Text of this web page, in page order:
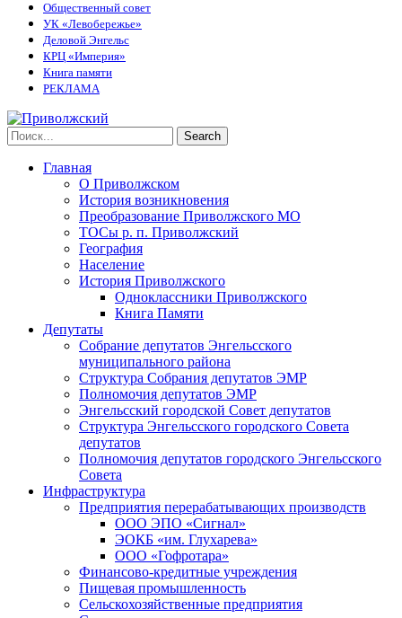
Общественный совет
УК «Левобережье»
Деловой Энгельс
КРЦ «Империя»
Книга памяти
РЕКЛАМА
Главная
О Приволжском
История возникновения
Преобразование Приволжского МО
ТОСы р. п. Приволжский
География
Население
История Приволжского
Одноклассники Приволжского
Книга Памяти
Депутаты
Собрание депутатов Энгельсского
муниципального района
Структура Собрания депутатов ЭМР
Полномочия депутатов ЭМР
Энгельсский городской Совет депутатов
Структура Энгельсского городского Совета
депутатов
Полномочия депутатов городского Энгельсского
Совета
Инфраструктура
Предприятия перерабатывающих производств
ООО ЭПО «Сигнал»
ЭОКБ «им. Глухарева»
ООО «Гофротара»
Финансово-кредитные учреждения
Пищевая промышленность
Сельскохозяйственные предприятия